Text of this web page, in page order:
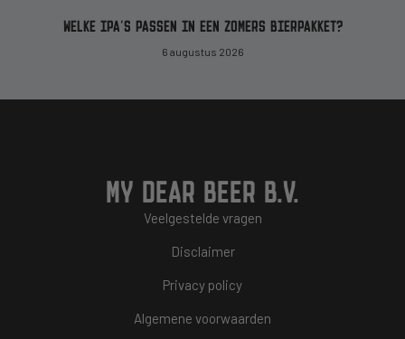
WELKE IPA’S PASSEN IN EEN ZOMERS BIERPAKKET?
6 augustus 2026
MY DEAR BEER B.V.
Veelgestelde vragen
Disclaimer
Privacy policy
Algemene voorwaarden